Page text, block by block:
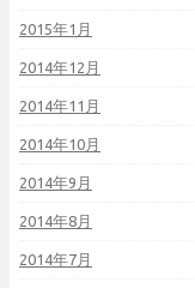
2015年1月
2014年12月
2014年11月
2014年10月
2014年9月
2014年8月
2014年7月